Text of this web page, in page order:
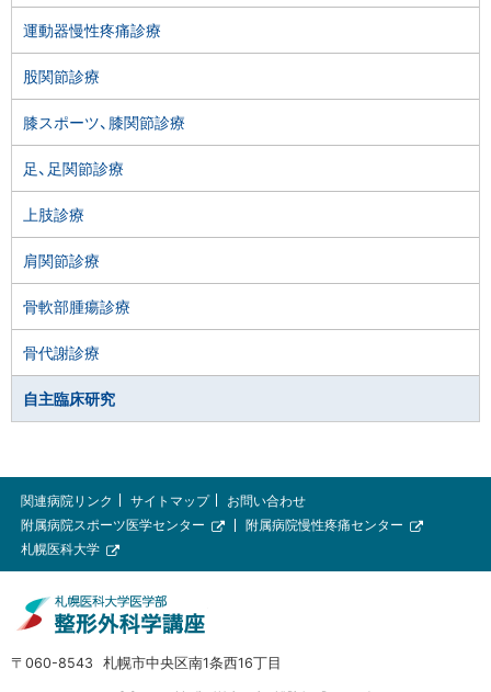
善
効
果
に
関
す
後
向
き
観
察
肢・
足
部
に
生
た
ニ
ュ
ー
運動器慢性疼痛診療
股関節診療
膝スポーツ、膝関節診療
足、足関節診療
上肢診療
肩関節診療
骨軟部腫瘍診療
骨代謝診療
自主臨床研究
ー
関
連
情
報
関連病院リンク サイトマップ
お問い合わせ
附属病院スポーツ医学センター
サ
附属病院慢性疼痛センター
サ
札幌医科大学
サ
イ
ト
医
郵
060-8543 札幌市中央区南1条西16丁目